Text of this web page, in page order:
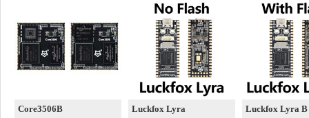
Core3506B Luckfox Lyra Luckfox Lyra B